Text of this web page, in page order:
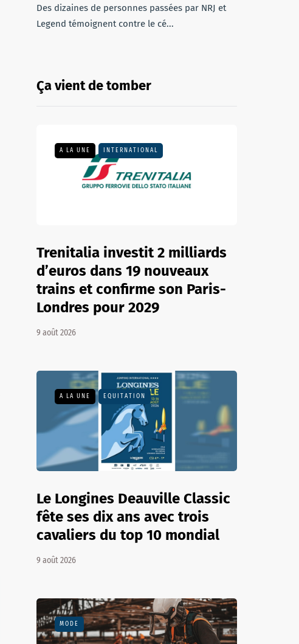
Des dizaines de personnes passées par NRJ et
Legend témoignent contre le cé...
Ça vient de tomber
A LA UNE INTERNATIONAL
Trenitalia investit 2 milliards
d’euros dans 19 nouveaux
trains et confirme son Paris-
Londres pour 2029
9 août 2026
A LA UNE EQUITATION
Le Longines Deauville Classic
fête ses dix ans avec trois
cavaliers du top 10 mondial
9 août 2026
MODE